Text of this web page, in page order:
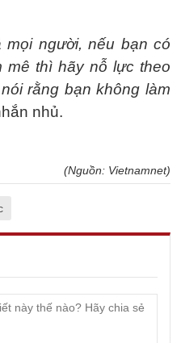
mọi người, nếu bạn có
thì hãy nỗ lực theo
rằng bạn không làm
nhủ.
(Nguồn: Vietnamnet)